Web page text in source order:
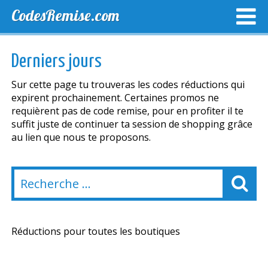
CodesRemise.com
NOUVELLES MAGASINS
Derniers jours
Sur cette page tu trouveras les codes réductions qui
expirent prochainement. Certaines promos ne
requièrent pas de code remise, pour en profiter il te
suffit juste de continuer ta session de shopping grâce
au lien que nous te proposons.
Réductions pour toutes les boutiques